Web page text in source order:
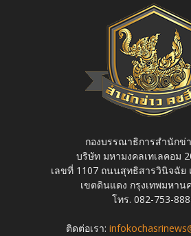
กองบรรณาธิการสำนักข่
บริษัท มหามงคลเทเลคอม
เลขที่ 1107 ถนนสุทธิสารวินิจฉัย
เขตดินแดง กรุงเทพมหาน
โทร. 082-753-
ติดต่อเรา: